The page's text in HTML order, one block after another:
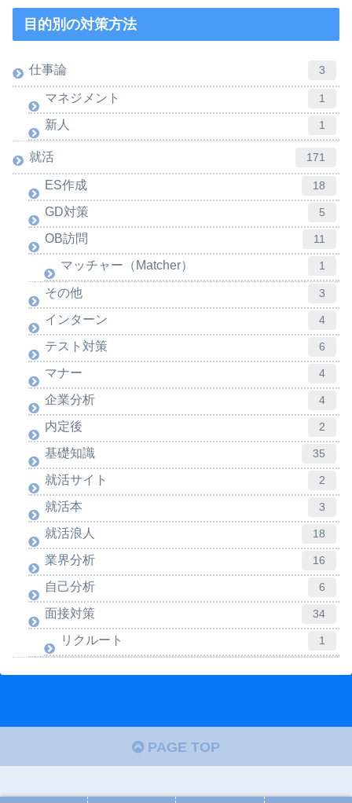
目的別の対策方法
仕事論 3
マネジメント 1
新人 1
就活 171
ES作成 18
GD対策 5
OB訪問 11
マッチャー（Matcher） 1
その他 3
インターン 4
テスト対策 6
マナー 4
企業分析 4
内定後 2
基礎知識 35
就活サイト 2
就活本 3
就活浪人 18
業界分析 16
自己分析 6
面接対策 34
リクルート 1
PAGE TOP